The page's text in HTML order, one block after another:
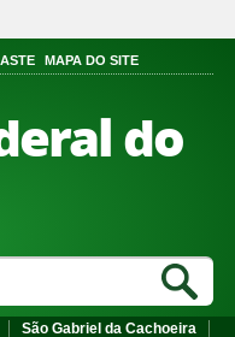
MAPA DO SITE
do
São Gabriel da Cachoeira